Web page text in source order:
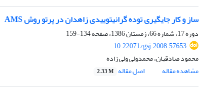
ساز و کار جایگیری توده گرانیتوییدی زاهدان در پرتو روش AMS
دوره 17، شماره 66، زمستان 1386، صفحه
134-159
10.22071/gsj.2008.57653
محمود صادقیان، محمدولی ولی زاده
مشاهده مقاله
اصل مقاله 2.33 M